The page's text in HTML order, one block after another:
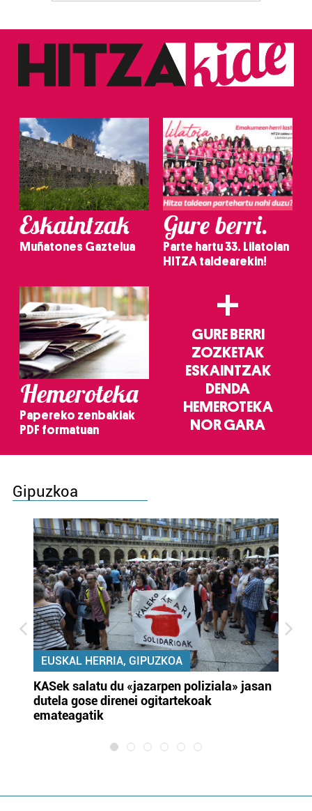
Eskaintzak
Muñatones Gaztelua
Gure berri.
Parte hartu 33. Lilatoian
HITZA taldearekin!
Hemeroteka
Papereko zenbakiak
PDF formatuan
+
GURE BERRI
ZOZKETAK
ESKAINTZAK
DENDA
HEMEROTEKA
NOR GARA
Gipuzkoa
EUSKAL HERRIA, GIPUZKOA
KASek salatu du «jazarpen poliziala» jasan
dutela gose direnei ogitartekoak
emateagatik